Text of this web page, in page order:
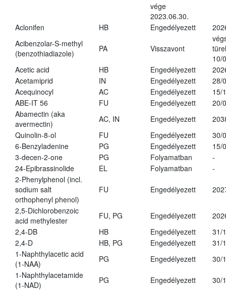
vége
2023.06.30.
Aclonifen HB Engedélyezett
Acibenzolar-S-methyl
(benzothiadiazole)
PA Visszavont
10/
Acetic acid
HB Engedélyezett
Acetamiprid
IN Engedélyezett
28/
Acequinocyl
AC Engedélyezett
15/
ABE-IT 56
FU Engedélyezett
20/
Abamectin (aka
avermectin)
AC, IN Engedélyezett
Quinolin-8-ol
FU Engedélyezett
30/
6-Benzyladenine
PG Engedélyezett
15/
3-decen-2-one
PG Folyamatban
-
24-Epibrassinolide
EL Folyamatban
-
2-Phenylphenol (incl.
sodium salt
orthophenyl phenol)
FU Engedélyezett
2,5-Dichlorobenzoic
acid methylester
FU, PG Engedélyezett
2,4-DB
HB Engedélyezett
31/
2,4-D
HB, PG Engedélyezett
31/
1-Naphthylacetic acid
(1-NAA)
PG Engedélyezett
30/
1-Naphthylacetamide
(1-NAD)
PG Engedélyezett
30/